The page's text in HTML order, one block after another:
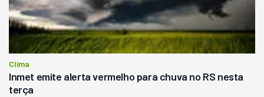
Clima
Inmet emite alerta vermelho para chuva no RS nesta
terça